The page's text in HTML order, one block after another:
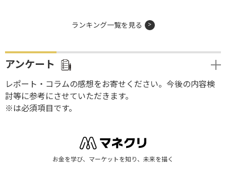
ランキング一覧を見る
アンケート
レポート・コラムの感想をお寄せください。今後の内容検
討等に参考にさせていただきます。
※は必須項目です。
お金を学び、マーケットを知り、未来を描く